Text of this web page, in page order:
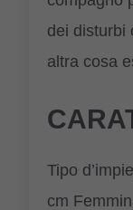
dei disturbi
altra cosa
Tipo
cm